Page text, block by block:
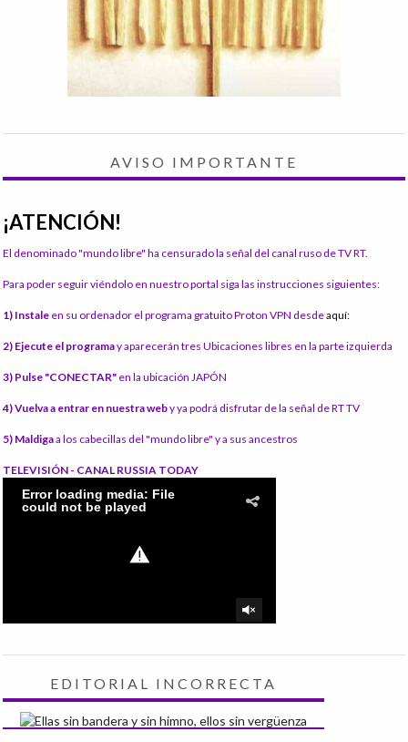
AVISO IMPORTANTE
¡ATENCIÓN!
El denominado "mundo libre" ha censurado la señal del canal ruso de TV RT.
Para poder seguir viéndolo en nuestro portal siga las instrucciones siguientes:
1) Instale en su ordenador el programa gratuito Proton VPN desdeaquí:
2) Ejecute el programay aparecerán tres Ubicaciones libres en la parte izquierda
3) Pulse "CONECTAR" en la ubicación JAPÓN
4) Vuelva a entrar en nuestra weby ya podrá disfrutar de la señal de RT TV
5) Maldigaa los cabecillas del "mundo libre" y a sus ancestros
TELEVISIÓN - CANAL RUSSIA TODAY
EDITORIAL INCORRECTA